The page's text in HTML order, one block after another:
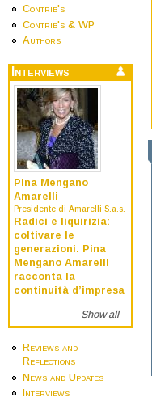
Contrib's
Contrib's & WP
Authors
Interviews
Pina Mengano
Amarelli
Presidente di Amarelli S.a.s.
Radici e liquirizia:
coltivare le
generazioni. Pina
Mengano Amarelli
racconta la
continuità d’impresa
Show all
Reviews and
Reflections
News and Updates
Interviews